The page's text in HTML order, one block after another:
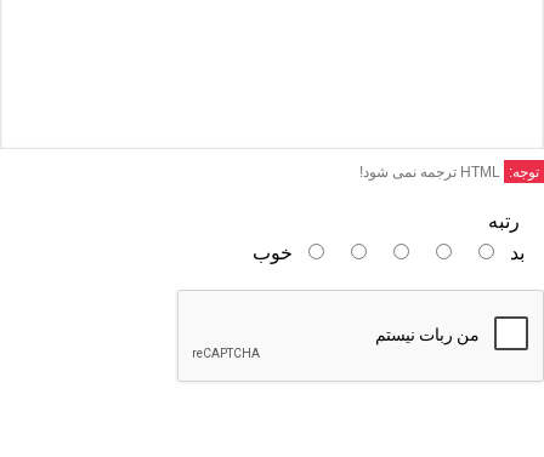
توجه:
رتبه
بد
خوب